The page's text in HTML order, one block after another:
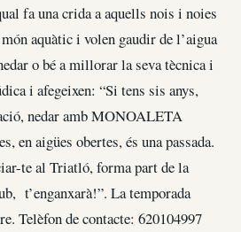
fa una crida a aquells nois i noies
aquàtic i volen gaudir de l’aigua
o bé a millorar la seva tècnica i
i afegeixen: “Si tens sis anys,
nedar amb MONOALETA
en aigües obertes, és una passada.
te al Triatló, forma part de la
t’enganxarà!”. La temporada
Telèfon de contacte: 620104997